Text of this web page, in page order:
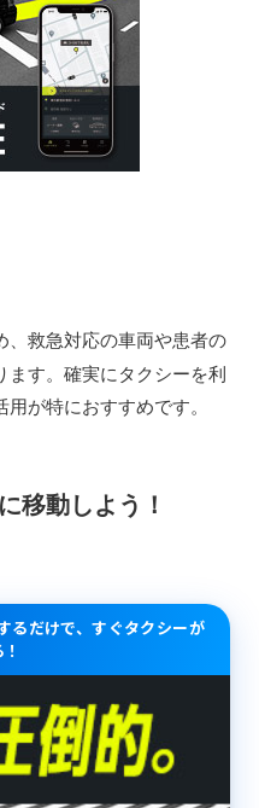
、救急対応の車両や患者の
す。確実にタクシーを利
用が特におすすめです。
移動しよう！
るだけで、すぐタクシーが